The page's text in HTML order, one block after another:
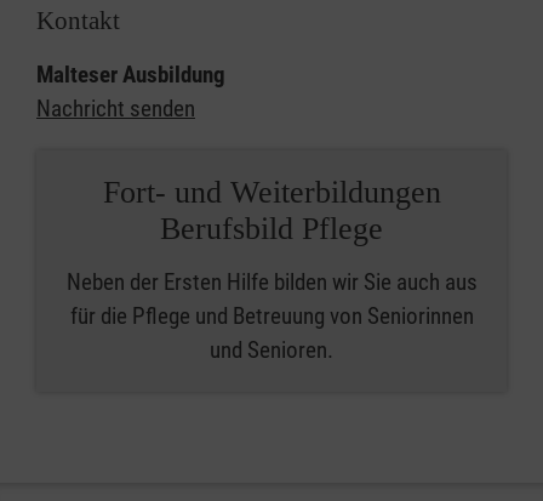
Kontakt
Malteser Ausbildung
Nachricht senden
Fort- und Weiterbildungen
Berufsbild Pflege
Neben der Ersten Hilfe bilden wir Sie auch aus
für die Pflege und Betreuung von Seniorinnen
und Senioren.